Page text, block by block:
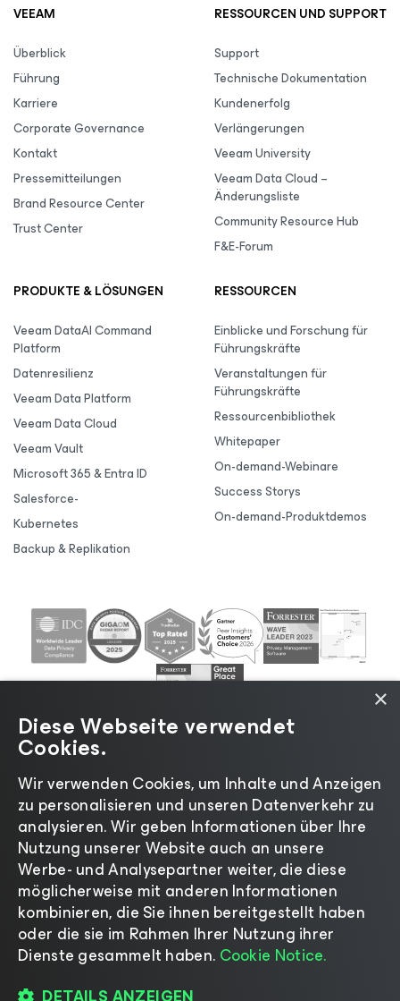
VEEAM
Überblick
Führung
Karriere
Corporate Governance
Kontakt
Pressemitteilungen
Brand Resource Center
Trust Center
RESSOURCEN UND SUPPORT
Support
Technische Dokumentation
Kundenerfolg
Verlängerungen
Veeam University
Veeam Data Cloud –
Änderungsliste
Community Resource Hub
F&E-Forum
PRODUKTE & LÖSUNGEN
Veeam DataAI Command
Platform
Datenresilienz
Veeam Data Platform
Veeam Data Cloud
Veeam Vault
Microsoft 365 & Entra ID
Salesforce-
Kubernetes
Backup & Replikation
RESSOURCEN
Einblicke und Forschung für
Führungskräfte
Veranstaltungen für
Führungskräfte
Ressourcenbibliothek
Whitepaper
On-demand-Webinare
Success Storys
On-demand-Produktdemos
©2026 Veeam® Software |Datenschutzrichtlinie|
Cookies|Rechtliches |Lizenzierungsrichtlinie|
Lieferanten-Ressourcen| Impressum
Sprache ändern
×
Diese Webseite verwendet
Cookies.
Wir verwenden Cookies, um Inhalte und Anzeigen
zu personalisieren und unseren Datenverkehr zu
analysieren. Wir geben Informationen über Ihre
Nutzung unserer Website auch an unsere
Werbe- und Analysepartner weiter, die diese
möglicherweise mit anderen Informationen
kombinieren, die Sie ihnen bereitgestellt haben
oder die sie im Rahmen Ihrer Nutzung ihrer
Dienste gesammelt haben. Cookie Notice.